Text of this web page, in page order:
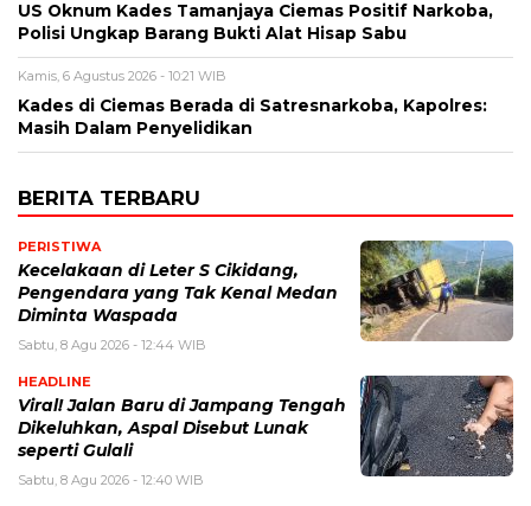
US Oknum Kades Tamanjaya Ciemas Positif Narkoba,
Polisi Ungkap Barang Bukti Alat Hisap Sabu
Kamis, 6 Agustus 2026 - 10:21 WIB
Kades di Ciemas Berada di Satresnarkoba, Kapolres:
Masih Dalam Penyelidikan
BERITA TERBARU
PERISTIWA
Kecelakaan di Leter S Cikidang,
Pengendara yang Tak Kenal Medan
Diminta Waspada
Sabtu, 8 Agu 2026 - 12:44 WIB
HEADLINE
Viral! Jalan Baru di Jampang Tengah
Dikeluhkan, Aspal Disebut Lunak
seperti Gulali
Sabtu, 8 Agu 2026 - 12:40 WIB